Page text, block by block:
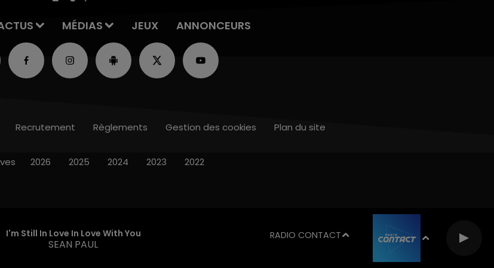
MÉDIAS JEUX ANNONCEURS
I'm Still In Love In Love With You
SEAN PAUL
RADIO CONTACT
Recrutement Règlements Gestion des cookies Plan du site
2026 2025 2024 2023 2022